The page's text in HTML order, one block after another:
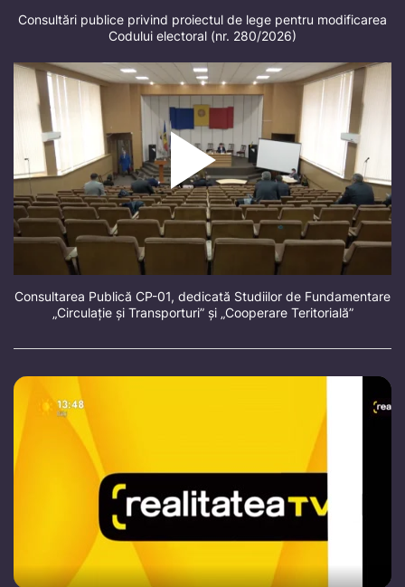
Consultări publice privind proiectul de lege pentru modificarea
Codului electoral (nr. 280/2026)
Consultarea Publică CP-01, dedicată Studiilor de Fundamentare
„Circulație și Transporturi” și „Cooperare Teritorială”